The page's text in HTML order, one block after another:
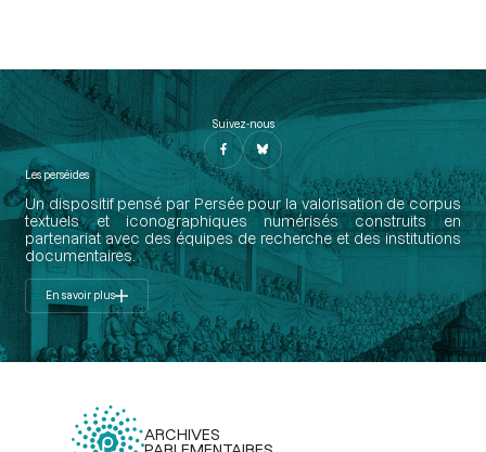
Suivez-nous
Les perséides
Un dispositif pensé par Persée pour la valorisation de corpus
textuels et iconographiques numérisés construits en
partenariat avec des équipes de recherche et des institutions
documentaires.
En savoir plus
ARCHIVES